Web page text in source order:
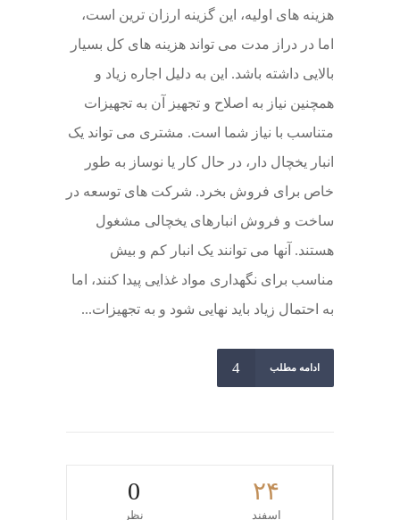
هزینه های اولیه، این گزینه ارزان ترین است،
اما در دراز مدت می تواند هزینه های کل بسیار
بالایی داشته باشد. این به دلیل اجاره زیاد و
همچنین نیاز به اصلاح و تجهیز آن به تجهیزات
متناسب با نیاز شما است. مشتری می تواند یک
انبار یخچال دار، در حال کار یا نوساز به طور
خاص برای فروش بخرد. شرکت های توسعه در
ساخت و فروش انبارهای یخچالی مشغول
هستند. آنها می توانند یک انبار کم و بیش
مناسب برای نگهداری مواد غذایی پیدا کنند، اما
به احتمال زیاد باید نهایی شود و به تجهیزات...
ادامه مطلب
۲۴
اسفند
0
نظر